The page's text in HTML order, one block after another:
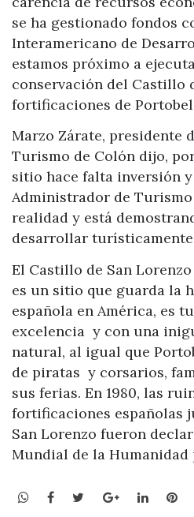
se ha gestionado fondos
Interamericano de
estamos próximo a
conservación del Castillo
fortificaciones de
Marzo Zárate, presidente
Turismo de Colón dijo,
sitio hace falta inversión
Administrador de
realidad y está
desarrollar
El Castillo de San Lorenzo
es un sitio que guarda la
española en América, es
excelencia y con una
natural, al igual que
de piratas y corsarios,
sus ferias. En 1980, las
fortificaciones españolas
San Lorenzo fueron
Mundial de la Humanidad
WhatsApp
Facebook
TwitterGoogle+LinkedIn